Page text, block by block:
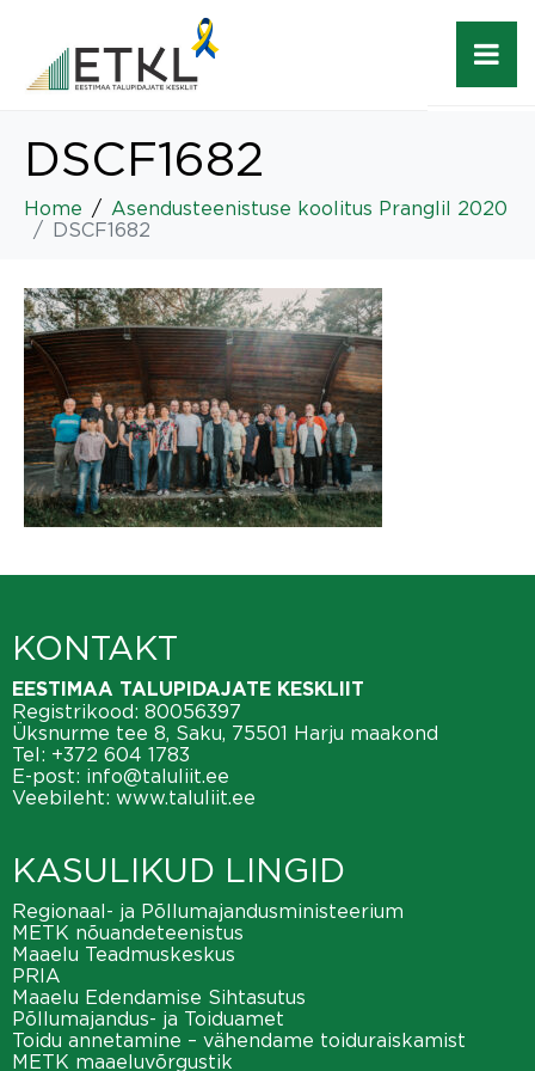
DSCF1682
Home
Asendusteenistuse koolitus Pranglil 2020
DSCF1682
KONTAKT
EESTIMAA TALUPIDAJATE KESKLIIT
Registrikood: 80056397
Üksnurme tee 8, Saku, 75501 Harju maakond
Tel: +372 604 1783
E-post: info@taluliit.ee
Veebileht: www.taluliit.ee
KASULIKUD LINGID
Regionaal- ja Põllumajandusministeerium
METK nõuandeteenistus
Maaelu Teadmuskeskus
PRIA
Maaelu Edendamise Sihtasutus
Põllumajandus- ja Toiduamet
Toidu annetamine – vähendame toiduraiskamist
METK maaeluvõrgustik